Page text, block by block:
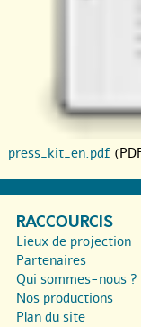
press_kit_en.pdf
RACCOURCIS
Lieux de projection
Partenaires
Qui sommes-nous ?
Nos productions
Plan du site